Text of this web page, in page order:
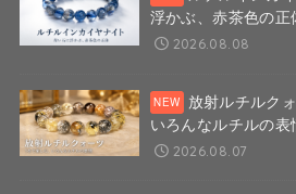
浮かぶ、赤茶色の
2026.08.08
放射ルチルク
いろんなルチルの
2026.08.07